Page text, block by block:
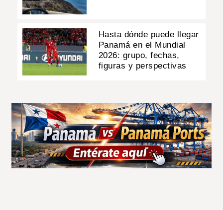
Hasta dónde puede llegar
Panamá en el Mundial
2026: grupo, fechas,
figuras y perspectivas